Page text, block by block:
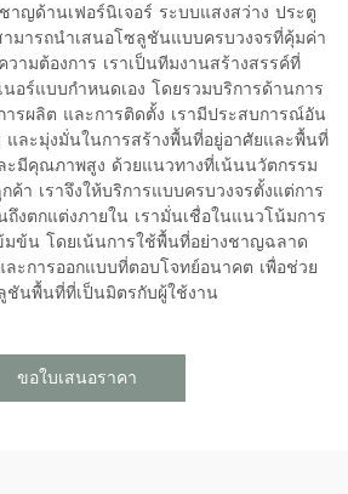
าญด้านเฟอร์นิเจอร์ ระบบแสงสว่าง ประตู
ามารถนำเสนอโซลูชันแบบครบวงจรที่คุ้มค่า
ามต้องการ เราเป็นทีมงานสร้างสรรค์ที่
อร์แบบกำหนดเอง โดยรวมบริการด้านการ
รผลิต และการติดตั้ง เรามีประสบการณ์อัน
ละมุ่งมั่นในการสร้างพื้นที่อยู่อาศัยและพื้นที่
มีคุณภาพสูง ด้วยแนวทางที่เน้นนวัตกรรม
ค้า เราจึงให้บริการแบบครบวงจรตั้งแต่การ
ถึงตกแต่งภายใน เรามั่นเชื่อในแนวโน้มการ
มข้น โดยเน้นการใช้พื้นที่อย่างชาญฉลาด
ะการออกแบบที่ตอบโจทย์อนาคต เพื่อช่วย
ชันพื้นที่ที่เป็นมิตรกับผู้ใช้งาน
ขอใบเสนอราคา